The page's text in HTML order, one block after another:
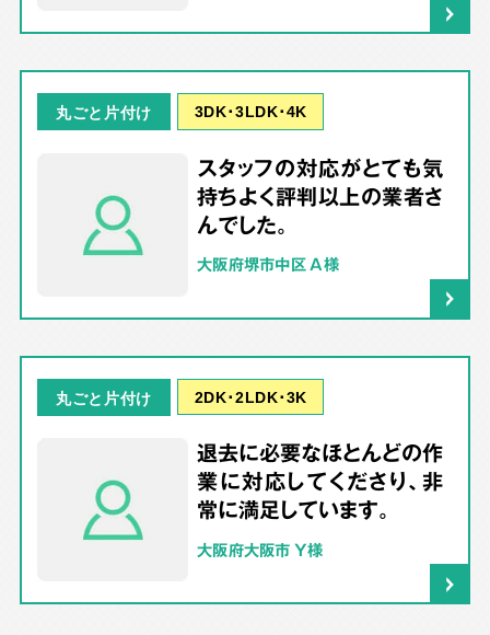
丸ごと片付け 3DK･3LDK･4K
スタッフの対応がとても気
持ちよく評判以上の業者さ
んでした。
大阪府堺市中区 A様
丸ごと片付け 2DK･2LDK･3K
退去に必要なほとんどの作
業に対応してくださり、非
常に満足しています。
大阪府大阪市 Y様